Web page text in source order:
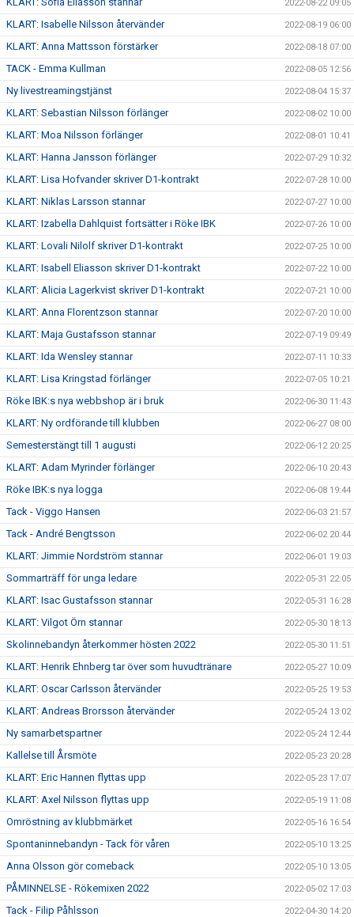
2022-08-22 09:05
KLART: Isabelle Nilsson återvänder 2022-08-19 06:00
KLART: Anna Mattsson förstärker 2022-08-18 07:00
TACK - Emma Kullman 2022-08-05 12:56
Ny livestreamingstjänst 2022-08-04 15:37
KLART: Sebastian Nilsson förlänger 2022-08-02 10:00
KLART: Moa Nilsson förlänger 2022-08-01 10:41
KLART: Hanna Jansson förlänger 2022-07-29 10:32
KLART: Lisa Hofvander skriver D1-kontrakt 2022-07-28 10:00
KLART: Niklas Larsson stannar 2022-07-27 10:00
KLART: Izabella Dahlquist fortsätter i Röke IBK 2022-07-26 10:00
KLART: Lovali Nilolf skriver D1-kontrakt 2022-07-25 10:00
KLART: Isabell Eliasson skriver D1-kontrakt 2022-07-22 10:00
KLART: Alicia Lagerkvist skriver D1-kontrakt 2022-07-21 10:00
KLART: Anna Florentzson stannar 2022-07-20 10:00
KLART: Maja Gustafsson stannar 2022-07-19 09:49
KLART: Ida Wensley stannar 2022-07-11 10:33
KLART: Lisa Kringstad förlänger 2022-07-05 10:21
Röke IBK:s nya webbshop är i bruk 2022-06-30 11:43
KLART: Ny ordförande till klubben 2022-06-27 08:00
Semesterstängt till 1 augusti 2022-06-12 20:25
KLART: Adam Myrinder förlänger 2022-06-10 20:43
Röke IBK:s nya logga 2022-06-08 19:44
Tack - Viggo Hansen 2022-06-03 21:57
Tack - André Bengtsson 2022-06-02 20:44
KLART: Jimmie Nordström stannar 2022-06-01 19:03
Sommarträff för unga ledare 2022-05-31 22:05
KLART: Isac Gustafsson stannar 2022-05-31 16:28
KLART: Vilgot Örn stannar 2022-05-30 18:13
Skolinnebandyn återkommer hösten 2022 2022-05-30 11:51
KLART: Henrik Ehnberg tar över som huvudtränare 2022-05-27 10:09
KLART: Oscar Carlsson återvänder 2022-05-25 19:53
KLART: Andreas Brorsson återvänder 2022-05-24 13:02
Ny samarbetspartner 2022-05-24 12:44
Kallelse till Årsmöte 2022-05-23 20:28
KLART: Eric Hannen flyttas upp 2022-05-23 17:07
KLART: Axel Nilsson flyttas upp 2022-05-19 11:08
Omröstning av klubbmärket 2022-05-16 16:54
Spontaninnebandyn - Tack för våren 2022-05-10 13:25
Anna Olsson gör comeback 2022-05-10 13:05
PÅMINNELSE - Rökemixen 2022 2022-05-02 17:03
Tack - Filip Påhlsson 2022-04-30 14:20